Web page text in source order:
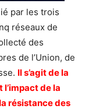
par les trois
réseaux de
des
de l’Union, de
Il s’agit de la
de la
résistance des